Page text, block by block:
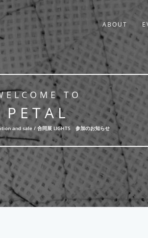
ABOUT
TO
PETAL
and sale/ 合同展 LIGHTS 参加のお知らせ